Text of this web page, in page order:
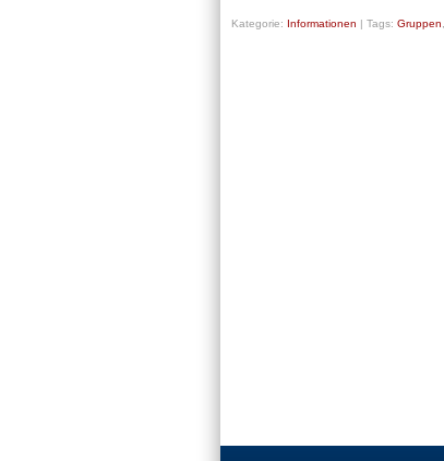
Kategorie: Informationen | Tags: Gruppen